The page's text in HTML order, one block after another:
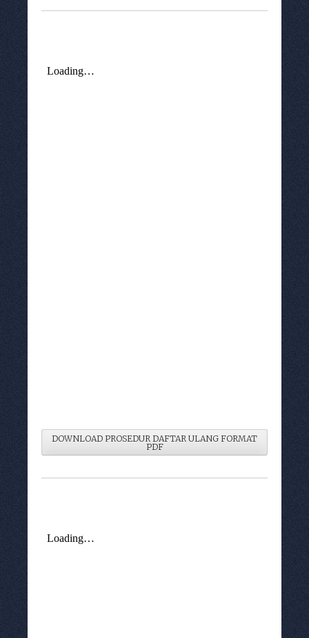
DOWNLOAD PROSEDUR DAFTAR ULANG FORMAT
PDF